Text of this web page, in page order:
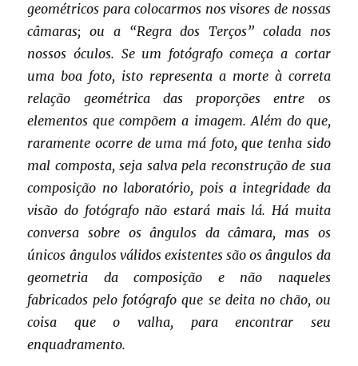
geométricos para colocarmos nos visores de nossas
câmaras; ou a “Regra dos Terços” colada nos
nossos óculos. Se um fotógrafo começa a cortar
uma boa foto, isto representa a morte à correta
relação geométrica das proporções entre os
elementos que compõem a imagem. Além do que,
raramente ocorre de uma má foto, que tenha sido
mal composta, seja salva pela reconstrução de sua
composição no laboratório, pois a integridade da
visão do fotógrafo não estará mais lá. Há muita
conversa sobre os ângulos da câmara, mas os
únicos ângulos válidos existentes são os ângulos da
geometria da composição e não naqueles
fabricados pelo fotógrafo que se deita no chão, ou
coisa que o valha, para encontrar seu
enquadramento.